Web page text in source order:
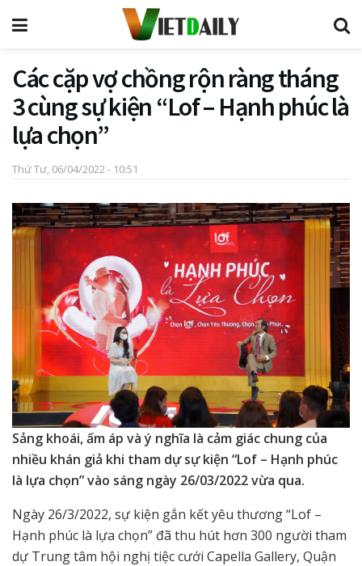
Các cặp vợ chồng rộn ràng tháng
3 cùng sự kiện “Lof – Hạnh phúc là
lựa chọn”
Thứ Tư, 06/04/2022 - 10:51
Sảng khoái, ấm áp và ý nghĩa là cảm giác chung của
nhiều khán giả khi tham dự sự kiện “Lof – Hạnh phúc
là lựa chọn” vào sáng ngày 26/03/2022 vừa qua.
Ngày 26/3/2022, sự kiện gắn kết yêu thương “Lof –
Hạnh phúc là lựa chọn” đã thu hút hơn 300 người tham
dự Trung tâm hội nghị tiệc cưới Capella Gallery, Quận